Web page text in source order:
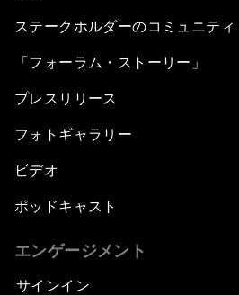
ステークホルダーのコミュニティ
「フォーラム・ストーリー」
プレスリリース
フォトギャラリー
ビデオ
ポッドキャスト
エンゲージメント
サインイン